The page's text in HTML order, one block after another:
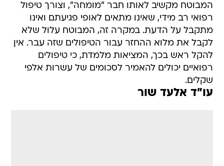
המבוטח מקשיב לאותו חבר "מומחה", וצורך טיפול
רפואי רב מידי, שאינו מתאים לאופי פגיעתם ואינו
מתקבל על הדעת. במקרה זה, המבוטח עלול שלא
לקבל את מלוא ההחזר עבור הטיפולים שזה עבר. אין
להקל ראש בכך, המציאות מלמדת, כי טיפולים
רפואיים יכולים להאמיר לסכומים של עשרות אלפי
שקלים.
עו"ד אלעד שור